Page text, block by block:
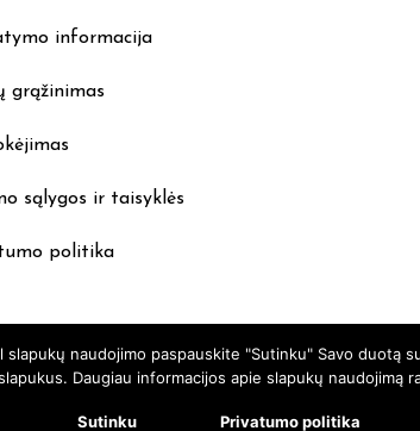
informacija
grąžinimas
sąlygos ir taisyklės
politika
Kaune - Visos teisės saugomos © 2025 |
naudojimo paspauskite "Sutinku" Savo duotą
Daugiau informacijos apie slapukų naudojimą
Sutinku Privatumo politika